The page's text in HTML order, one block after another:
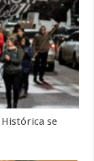
se